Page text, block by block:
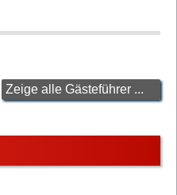
Zeige alle Gästeführer ...